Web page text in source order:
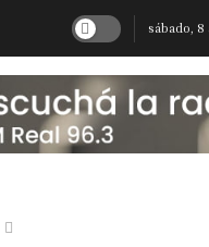
sábado, 8